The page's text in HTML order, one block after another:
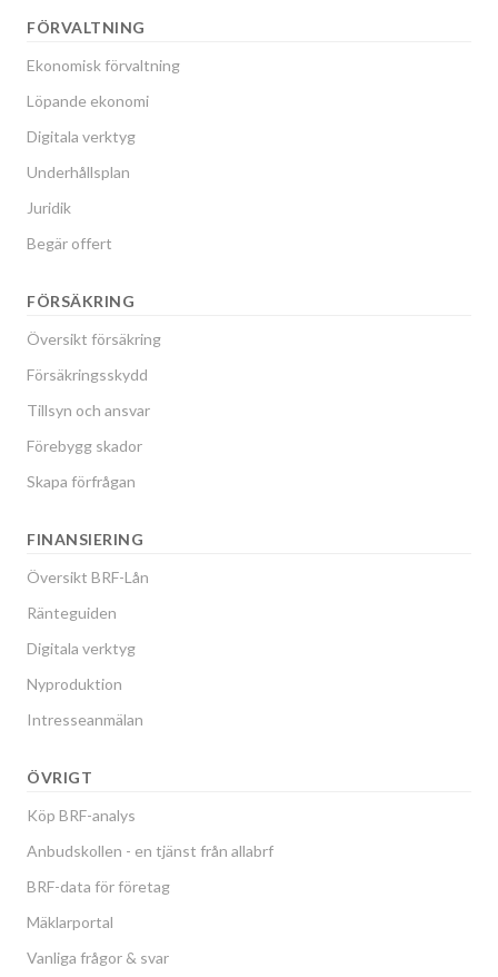
FÖRVALTNING
Ekonomisk förvaltning
Löpande ekonomi
Digitala verktyg
Underhållsplan
Juridik
Begär offert
FÖRSÄKRING
Översikt försäkring
Försäkringsskydd
Tillsyn och ansvar
Förebygg skador
Skapa förfrågan
FINANSIERING
Översikt BRF-Lån
Ränteguiden
Digitala verktyg
Nyproduktion
Intresseanmälan
ÖVRIGT
Köp BRF-analys
Anbudskollen - en tjänst från allabrf
BRF-data för företag
Mäklarportal
Vanliga frågor & svar